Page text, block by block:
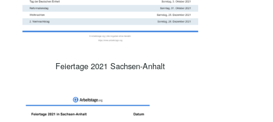
Feiertage 2021 Sachsen-Anhalt